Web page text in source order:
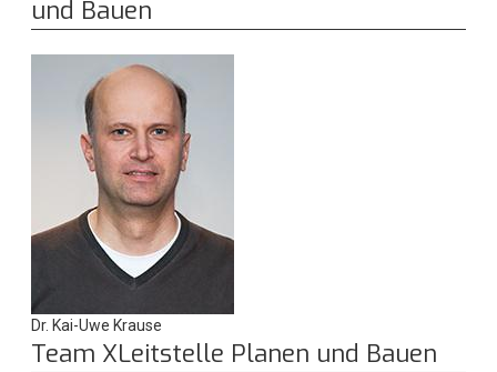
und Bauen
Dr. Kai-Uwe Krause
Team XLeitstelle Planen und Bauen